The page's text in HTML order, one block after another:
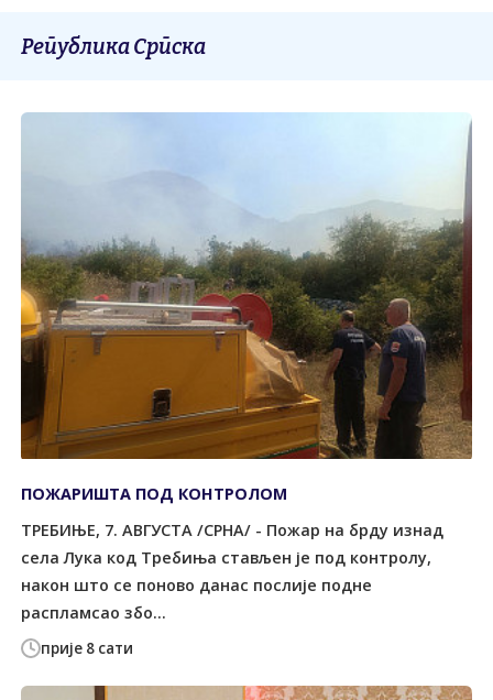
Република Српска
прије 8 сати
ПОЖАРИШТА ПОД КОНTРОЛОМ
ТРЕБИЊЕ, 7. АВГУСТА /СРНА/ - Пожар на брду изнад
села Лука код Tребиња стављен је под контролу,
након што се поново данас послије подне
распламсао збо...